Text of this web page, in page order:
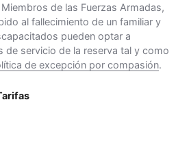
de las Fuerzas Armadas,
al fallecimiento de un familiar y
pueden optar a
de servicio de la reserva tal y como
de excepción por compasión.